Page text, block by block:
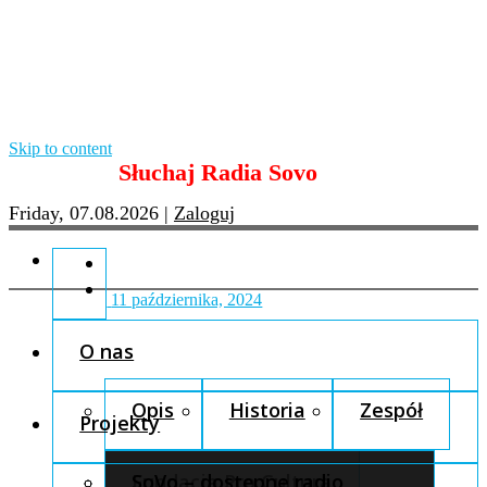
Skip to content
Słuchaj Radia Sovo
Friday, 07.08.2026 | Zaloguj
O nas
Opis Historia Zespół
Fundacja Pro Cultura
Projekty
SoVo – dostępne radio
11 października, 2024